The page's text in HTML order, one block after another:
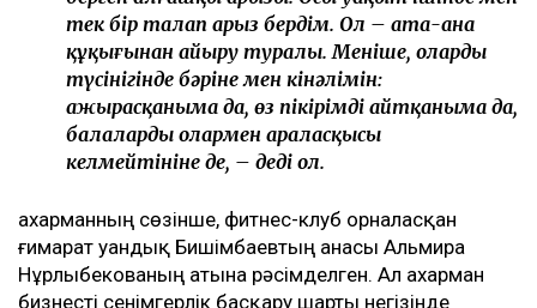
тек бір талап арыз бердім. Ол – ата-ана
құқығынан айыру туралы. Меніңше, олардың
түсінігінде бәріне мен кінәлімін:
ажырасқаныма да, өз пікірімді айтқаныма да,
балалардың олармен араласқысы
келмейтініне де, – деді ол.
Қахарманның сөзінше, фитнес-клуб орналасқан
ғимарат Қуандық Бишімбаевтың анасы Альмира
Нұрлыбекованың атына рәсімделген. Ал Қахарман
бизнесті сенімгерлік басқару шарты негізінде